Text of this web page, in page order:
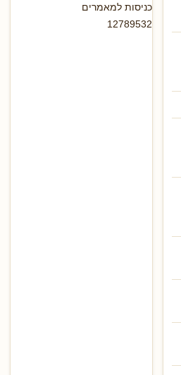
כניסות למאמרים
12789532